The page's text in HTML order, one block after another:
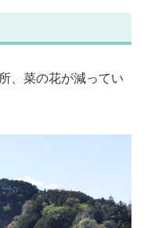
、菜の花が減ってい